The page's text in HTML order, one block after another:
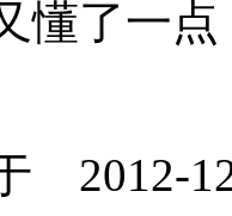
懂了一点
2012-